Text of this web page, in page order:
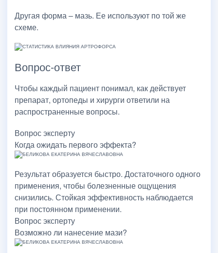
Другая форма – мазь. Ее используют по той же
схеме.
Вопрос-ответ
Чтобы каждый пациент понимал, как действует
препарат, ортопеды и хирурги ответили на
распространенные вопросы.
Вопрос эксперту
Когда ожидать первого эффекта?
Результат образуется быстро. Достаточного одного
применения, чтобы болезненные ощущения
снизились. Стойкая эффективность наблюдается
при постоянном применении.
Вопрос эксперту
Возможно ли нанесение мази?